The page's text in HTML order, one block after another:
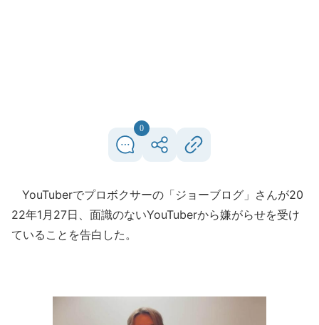
0
YouTuberでプロボクサーの「ジョーブログ」さんが20
22年1月27日、面識のないYouTuberから嫌がらせを受け
ていることを告白した。